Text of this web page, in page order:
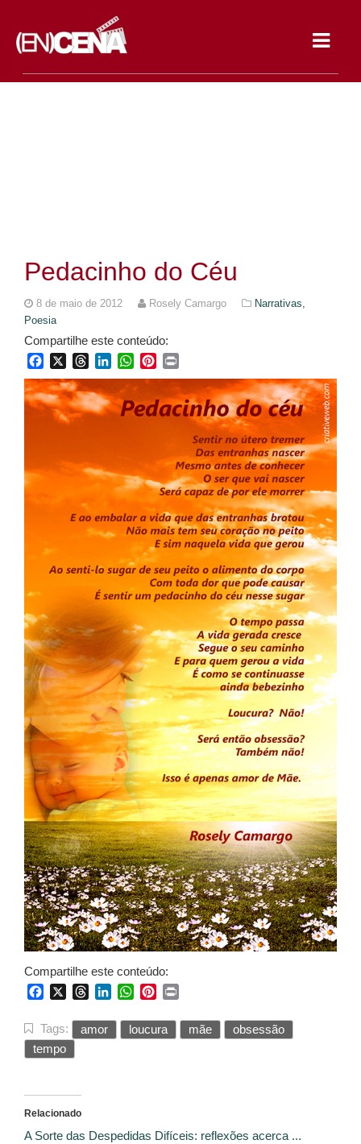
Pedacinho do Céu
8 de maio de 2012 Rosely Camargo
Narrativas,
Poesia
Compartilhe este conteúdo:
FacebookThreadsLinkedInWhatsApp
Pinterest
Compartilhe este conteúdo:
FacebookThreadsLinkedInWhatsApp
Pinterest
Tags: amor loucura mãe
obsessão
tempo
Relacionado
A Sorte das Despedidas Difíceis: reflexões acerca ...